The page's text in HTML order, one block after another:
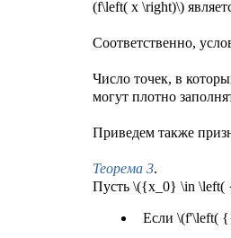
(f\left( x \right)\)
Соответственно,
Число точек, в
могут плотно
Приведем также
Теорема 3.
Пусть \({x_0} \in \left(
Если \(f'\left(